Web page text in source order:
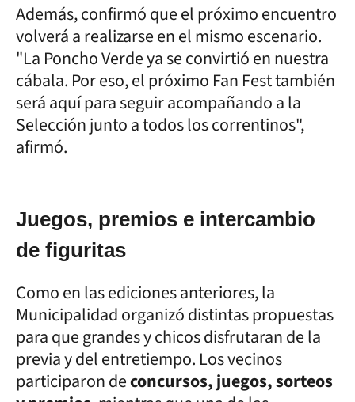
Además, confirmó que el próximo encuentro
volverá a realizarse en el mismo escenario.
"La Poncho Verde ya se convirtió en nuestra
cábala. Por eso, el próximo Fan Fest también
será aquí para seguir acompañando a la
Selección junto a todos los correntinos",
afirmó.
Juegos, premios e intercambio
de figuritas
Como en las ediciones anteriores, la
Municipalidad organizó distintas propuestas
para que grandes y chicos disfrutaran de la
previa y del entretiempo. Los vecinos
participaron deconcursos, juegos, sorteos